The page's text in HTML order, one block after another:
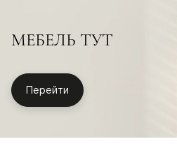
МЕБЕЛЬ ТУТ
Перейти